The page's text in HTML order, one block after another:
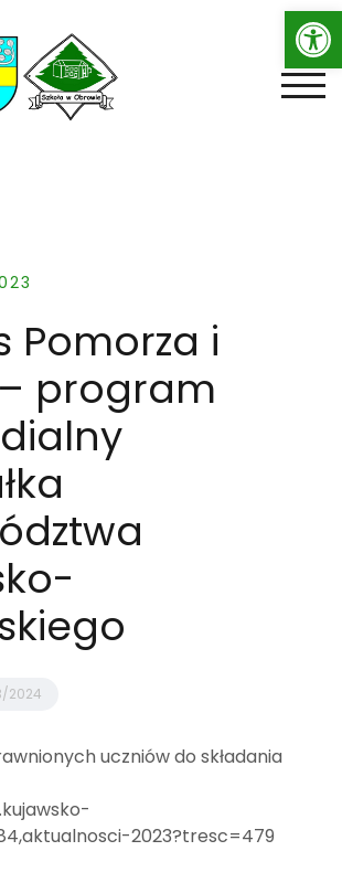
Pomorza i
program
2024
uczniów do składania
2023?tresc=479